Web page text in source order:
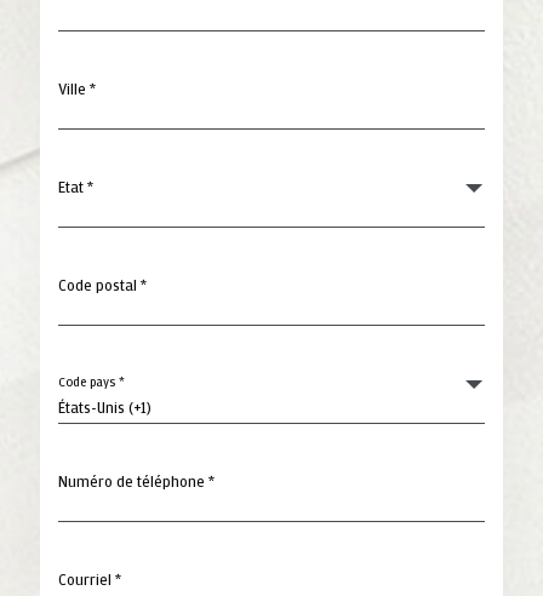
Ville *
Etat *
Code postal *
Code pays *
Numéro de téléphone *
Courriel *